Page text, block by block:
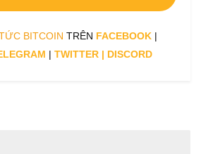
BITCOIN TRÊN FACEBOOK |
| TWITTER | DISCORD